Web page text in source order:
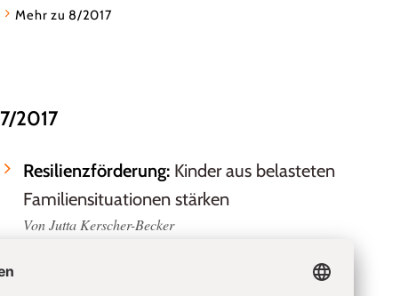
Mehr zu 8/2017
7/2017
Resilienzförderung: Kinder aus belasteten
Familiensituationen stärken
Von Jutta Kerscher-Becker
Krabbelgruppe eines Mutter-Kind-Hauses